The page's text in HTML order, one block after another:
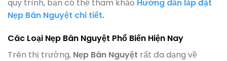
quy trình, bạn có thể tham khảo Hướng dẫn lắp đặt
Nẹp Bán Nguyệt chi tiết.
Các Loại Nẹp Bán Nguyệt Phổ Biến Hiện Nay
Trên thị trường, Nẹp Bán Nguyệt rất đa dạng về